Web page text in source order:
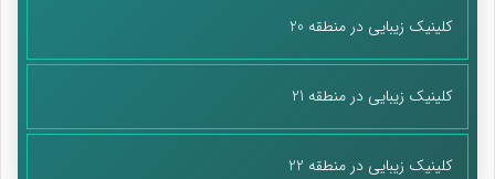
کلینیک زیبایی در منطقه 20
کلینیک زیبایی در منطقه 21
کلینیک زیبایی در منطقه 22